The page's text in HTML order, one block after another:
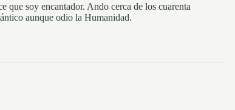
soy encantador. Ando cerca de los cuarenta
aunque odio la Humanidad.